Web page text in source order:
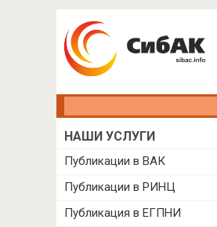
НАШИ УСЛУГИ
Публикации в ВАК
Публикации в РИНЦ
Публикация в ЕГПНИ